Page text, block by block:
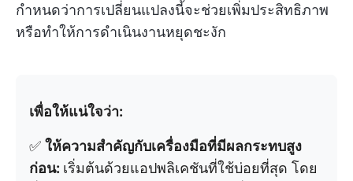
กำหนดว่าการเปลี่ยนแปลงนี้จะช่วยเพิ่มประสิทธิภาพ
หรือทำให้การดำเนินงานหยุดชะงัก
เพื่อให้แน่ใจว่า:
✅ ให้ความสำคัญกับเครื่องมือที่มีผลกระทบสูง
ก่อน: เริ่มต้นด้วยแอปพลิเคชันที่ใช้บ่อยที่สุด โดย